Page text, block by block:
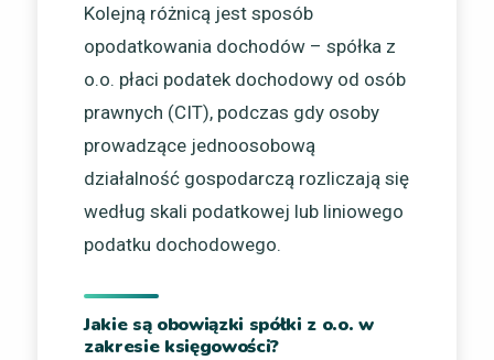
Kolejną różnicą jest sposób
opodatkowania dochodów – spółka z
o.o. płaci podatek dochodowy od osób
prawnych (CIT), podczas gdy osoby
prowadzące jednoosobową
działalność gospodarczą rozliczają się
według skali podatkowej lub liniowego
podatku dochodowego.
Jakie są obowiązki spółki z o.o. w
zakresie księgowości?